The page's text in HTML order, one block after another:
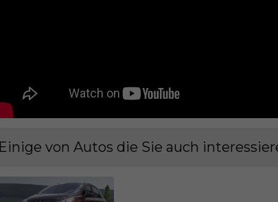
Einige von Autos die Sie auch